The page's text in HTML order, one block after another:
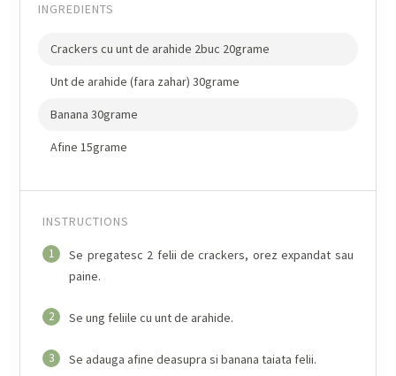
INGREDIENTS
Crackers cu unt de arahide 2buc 20grame
Unt de arahide (fara zahar) 30grame
Banana 30grame
Afine 15grame
INSTRUCTIONS
1
Se pregatesc 2 felii de crackers, orez expandat sau
paine.
2 Se ung feliile cu unt de arahide.
3 Se adauga afine deasupra si banana taiata felii.